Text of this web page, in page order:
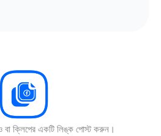
বা ক্লিপের একটি লিঙ্ক পোস্ট করুন।